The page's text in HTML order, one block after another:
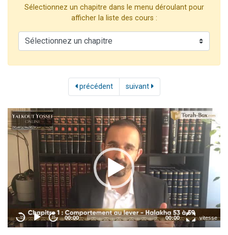
Il reste 49 places pour étudier en groupe sur Zoom
3 personnes viennent de nous rejoindre sur WhatsApp
Sélectionnez un chapitre dans le menu déroulant pour
afficher la liste des cours :
précédent suivant